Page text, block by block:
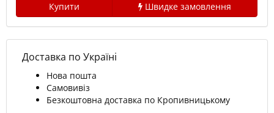
Купити
Швидке замовлення
Доставка по Україні
Нова пошта
Самовивіз
Безкоштовна доставка по Кропивницькому